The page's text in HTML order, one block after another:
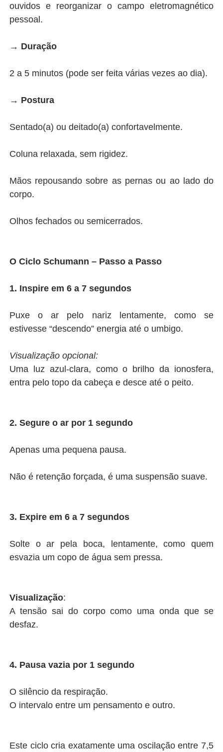
ouvidos e reorganizar o campo eletromagnético
pessoal.
→ Duração
2 a 5 minutos (pode ser feita várias vezes ao dia).
→ Postura
Sentado(a) ou deitado(a) confortavelmente.
Coluna relaxada, sem rigidez.
Mãos repousando sobre as pernas ou ao lado do
corpo.
Olhos fechados ou semicerrados.
O Ciclo Schumann – Passo a Passo
1. Inspire em 6 a 7 segundos
Puxe o ar pelo nariz lentamente, como se
estivesse “descendo” energia até o umbigo.
Visualização opcional:
Uma luz azul-clara, como o brilho da ionosfera,
entra pelo topo da cabeça e desce até o peito.
2. Segure o ar por 1 segundo
Apenas uma pequena pausa.
Não é retenção forçada, é uma suspensão suave.
3. Expire em 6 a 7 segundos
Solte o ar pela boca, lentamente, como quem
esvazia um copo de água sem pressa.
Visualização:
A tensão sai do corpo como uma onda que se
desfaz.
4. Pausa vazia por 1 segundo
O silêncio da respiração.
O intervalo entre um pensamento e outro.
Este ciclo cria exatamente uma oscilação entre 7,5